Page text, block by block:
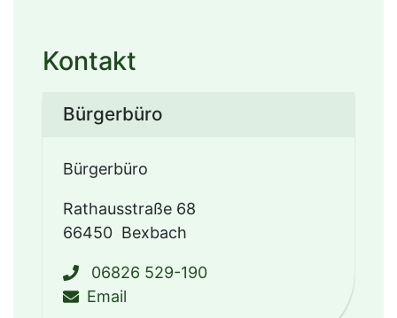
Kontakt
Bürgerbüro
Bürgerbüro
Rathausstraße 68
66450 Bexbach
06826 529-190
Emailschreiben an